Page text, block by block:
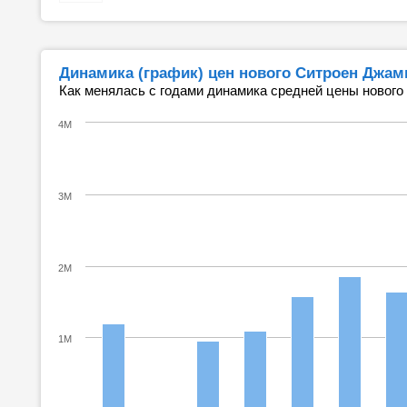
Динамика (график) цен нового Ситроен
Как менялась с годами динамика средней цены
1M
2M
3M
4M